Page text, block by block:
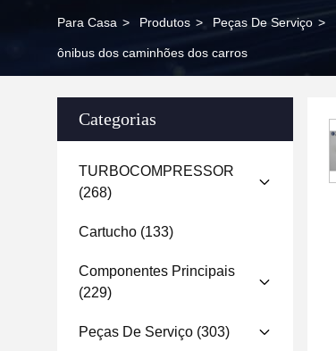
Para Casa > Produtos > Peças De Serviço >
ônibus dos caminhões dos carros
Categorias
TURBOCOMPRESSOR
(268)
Cartucho (133)
Componentes Principais
(229)
Peças De Serviço (303)